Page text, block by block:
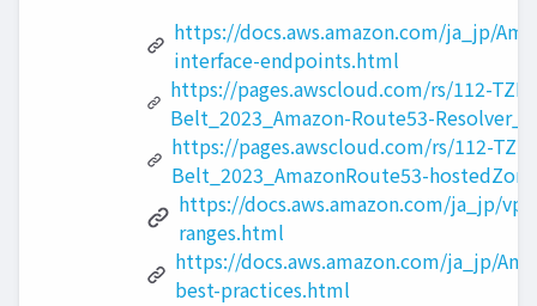
https://docs.aws.amazon.com/ja_jp/
interface-endpoints.html
https://pages.awscloud.com/rs/112-
Belt_2023_Amazon-Route53-
https://pages.awscloud.com/rs/112-
Belt_2023_AmazonRoute53-
https://docs.aws.amazon.com/ja_jp/
ranges.html
https://docs.aws.amazon.com/ja_jp/
best-practices.html